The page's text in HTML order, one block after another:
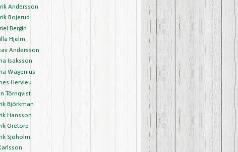
Andersson
Bojerud
Bergin
Hjelm
Andersson
Isaksson
Wagenius
Hervieu
Törnqvist
Björkman
Hansson
Oretorp
Sjöholm